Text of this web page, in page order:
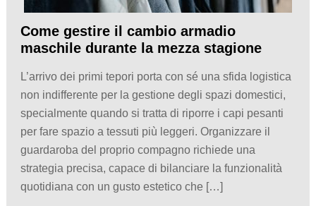
Come gestire il cambio armadio
maschile durante la mezza stagione
L’arrivo dei primi tepori porta con sé una sfida logistica
non indifferente per la gestione degli spazi domestici,
specialmente quando si tratta di riporre i capi pesanti
per fare spazio a tessuti più leggeri. Organizzare il
guardaroba del proprio compagno richiede una
strategia precisa, capace di bilanciare la funzionalità
quotidiana con un gusto estetico che […]